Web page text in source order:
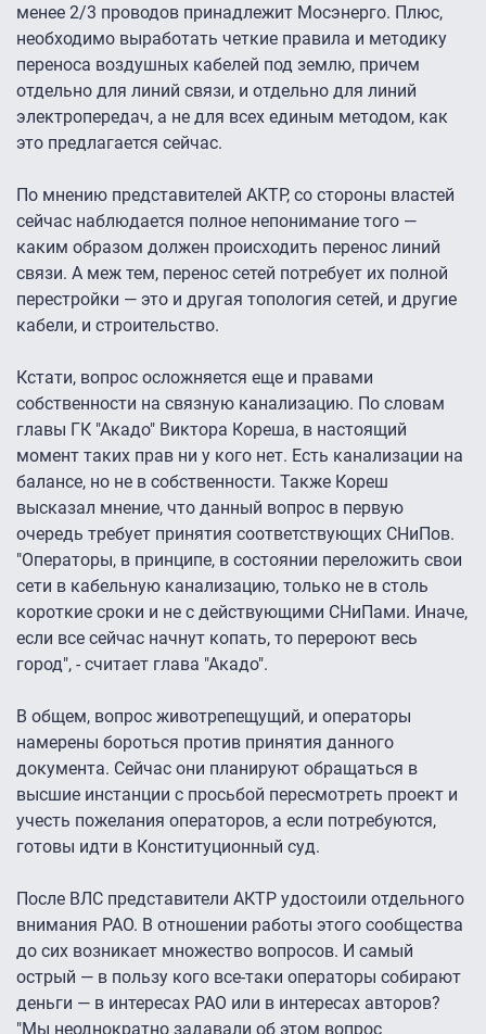
менее 2/3 проводов принадлежит Мосэнерго. Плюс,
необходимо выработать четкие правила и методику
переноса воздушных кабелей под землю, причем
отдельно для линий связи, и отдельно для линий
электропередач, а не для всех единым методом, как
это предлагается сейчас.
По мнению представителей АКТР, со стороны властей
сейчас наблюдается полное непонимание того —
каким образом должен происходить перенос линий
связи. А меж тем, перенос сетей потребует их полной
перестройки — это и другая топология сетей, и другие
кабели, и строительство.
Кстати, вопрос осложняется еще и правами
собственности на связную канализацию. По словам
главы ГК "Акадо" Виктора Кореша, в настоящий
момент таких прав ни у кого нет. Есть канализации на
балансе, но не в собственности. Также Кореш
высказал мнение, что данный вопрос в первую
очередь требует принятия соответствующих СНиПов.
"Операторы, в принципе, в состоянии переложить свои
сети в кабельную канализацию, только не в столь
короткие сроки и не с действующими СНиПами. Иначе,
если все сейчас начнут копать, то перероют весь
город", - считает глава "Акадо".
В общем, вопрос животрепещущий, и операторы
намерены бороться против принятия данного
документа. Сейчас они планируют обращаться в
высшие инстанции с просьбой пересмотреть проект и
учесть пожелания операторов, а если потребуются,
готовы идти в Конституционный суд.
После ВЛС представители АКТР удостоили отдельного
внимания РАО. В отношении работы этого сообщества
до сих возникает множество вопросов. И самый
острый — в пользу кого все-таки операторы собирают
деньги — в интересах РАО или в интересах авторов?
"Мы неоднократно задавали об этом вопрос